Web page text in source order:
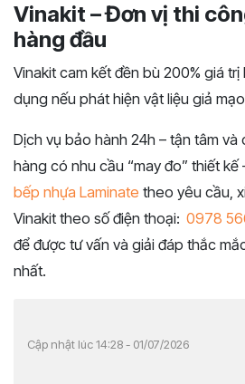
Vinakit – Đơn vị thi
hàng đầu
Vinakit cam kết đền bù 200% giá
dụng nếu phát hiện vật liệu giả
Dịch vụ bảo hành 24h – tận tâm
hàng có nhu cầu “may đo” thiết kế
bếp nhựa Laminate theo yêu cầu,
Vinakit theo số điện thoại: 0978
để được tư vấn và giải đáp thắc
nhất.
Cập nhật lúc 14:28 - 01/07/2026